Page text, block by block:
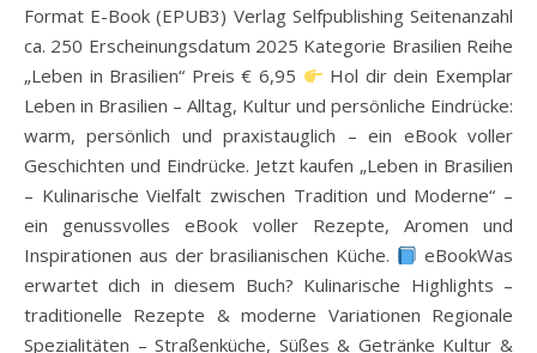
Format E-Book (EPUB3) Verlag Selfpublishing Seitenanzahl
ca. 250 Erscheinungsdatum 2025 Kategorie Brasilien Reihe
„Leben in Brasilien“ Preis € 6,95
Hol dir dein Exemplar
Leben in Brasilien – Alltag, Kultur und persönliche Eindrücke:
warm, persönlich und praxistauglich – ein eBook voller
Geschichten und Eindrücke. Jetzt kaufen „Leben in Brasilien
– Kulinarische Vielfalt zwischen Tradition und Moderne“ –
ein genussvolles eBook voller Rezepte, Aromen und
Inspirationen aus der brasilianischen Küche.
eBookWas
erwartet dich in diesem Buch? Kulinarische Highlights –
traditionelle Rezepte & moderne Variationen Regionale
Spezialitäten – Straßenküche, Süßes & Getränke Kultur &